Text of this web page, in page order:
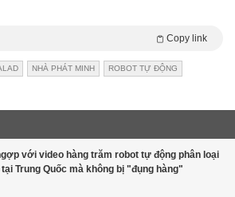
Copy link
NHÀ PHÁT MINH ROBOT TỰ ĐỘNG
với video hàng trăm robot tự động phân loại
tại Trung Quốc mà không bị "đụng hàng"